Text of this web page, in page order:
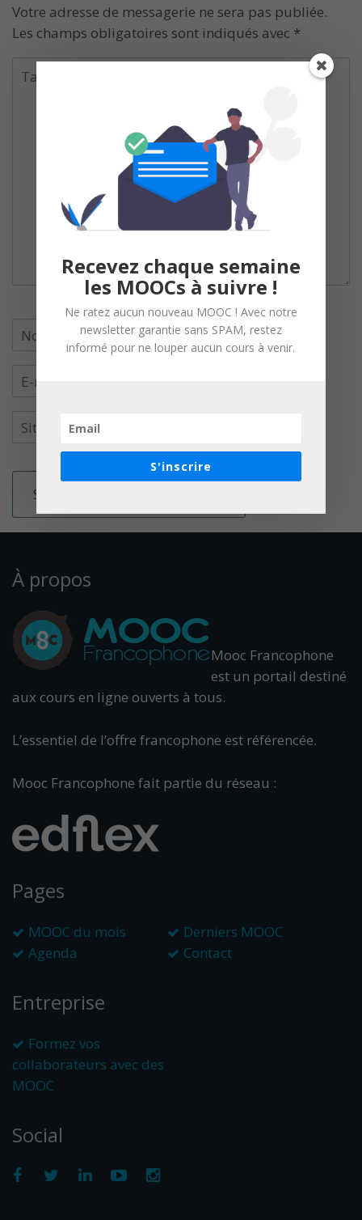
Votre adresse de messagerie ne sera pas publiée.
Les champs obligatoires sont indiqués avec *
À propos
Mooc Francophone
est un portail destiné
aux cours en ligne ouverts à tous.
L’essentiel de l’offre francophone est référencée.
Mooc Francophone fait partie du réseau :
Pages
MOOC du mois
Derniers MOOC
Agenda
Contact
Entreprise
Formez vos
collaborateurs avec des
MOOC
Social
Recevez chaque semaine
les MOOCs à suivre !
Ne ratez aucun nouveau MOOC ! Avec notre
newsletter garantie sans SPAM, restez
informé pour ne louper aucun cours à venir.
S'inscrire